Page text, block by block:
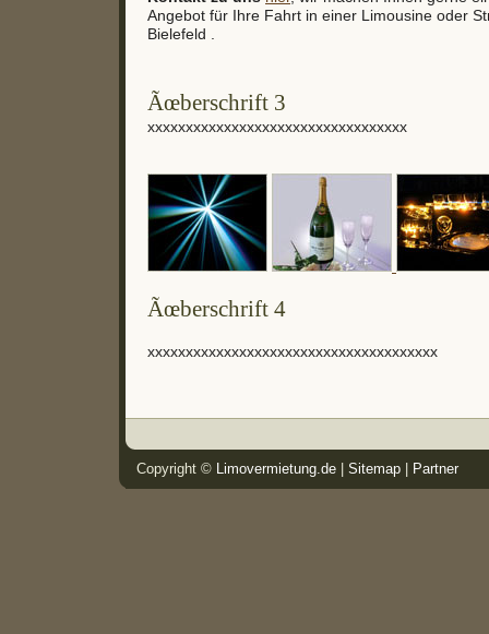
Angebot für Ihre Fahrt in einer Limousine oder
Bielefeld .
Ãœberschrift 3
xxxxxxxxxxxxxxxxxxxxxxxxxxxxxxxxxx
Ãœberschrift 4
xxxxxxxxxxxxxxxxxxxxxxxxxxxxxxxxxxxxxx
Copyright © Limovermietung.de Sitemap Partner